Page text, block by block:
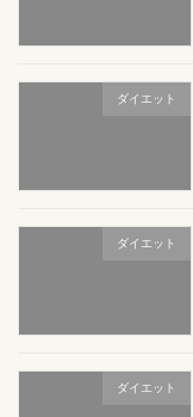
ダイエット
ダイエット
ダイエット